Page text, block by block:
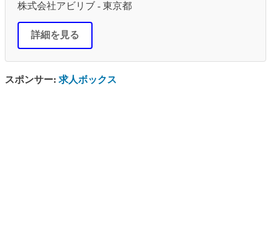
株式会社アビリブ - 東京都
詳細を見る
スポンサー: 求人ボックス